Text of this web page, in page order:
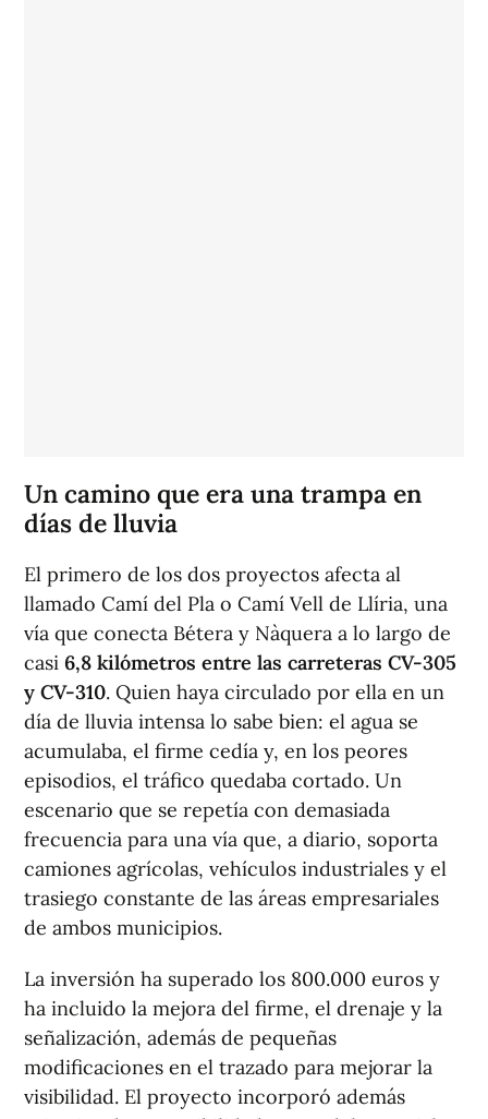
Un camino que era una trampa en
días de lluvia
El primero de los dos proyectos afecta al
llamado Camí del Pla o Camí Vell de Llíria, una
vía que conecta Bétera y Nàquera a lo largo de
casi 6,8 kilómetros entre las carreteras CV-305
y CV-310. Quien haya circulado por ella en un
día de lluvia intensa lo sabe bien: el agua se
acumulaba, el firme cedía y, en los peores
episodios, el tráfico quedaba cortado. Un
escenario que se repetía con demasiada
frecuencia para una vía que, a diario, soporta
camiones agrícolas, vehículos industriales y el
trasiego constante de las áreas empresariales
de ambos municipios.
La inversión ha superado los 800.000 euros y
ha incluido la mejora del firme, el drenaje y la
señalización, además de pequeñas
modificaciones en el trazado para mejorar la
visibilidad. El proyecto incorporó además